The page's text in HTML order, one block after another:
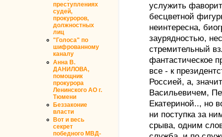
преступлениях
судей,
прокуроров,
должностных
лиц
"Голоса" по
шифрованному
каналу
Анна В.
ДАНИЛОВА,
помощник
прокурора
Ленинского АО г.
Тюмени
Беззаконие
власти
Вот и весь
секрет
победного МВД-
услужить
бесцветной
неинтересна,
заурядностью,
стремительный
фантастическое
все - к
Россией, а,
Васильевичем,
Екатериной.., но
ни поступка за
срыва, одним